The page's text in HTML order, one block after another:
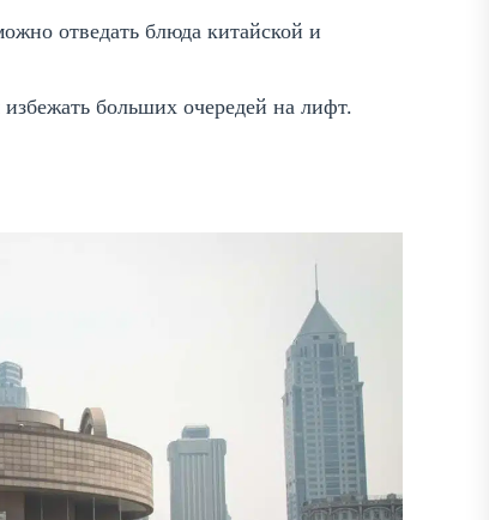
отведать блюда китайской и
больших очередей на лифт.